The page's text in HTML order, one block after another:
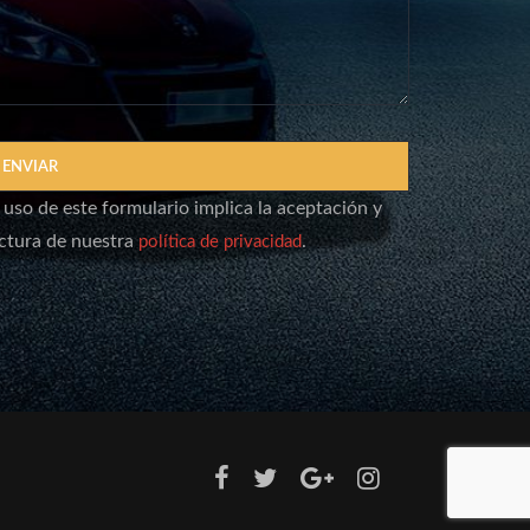
uso de este formulario implica la aceptación y
de nuestrapolítica de privacidad.